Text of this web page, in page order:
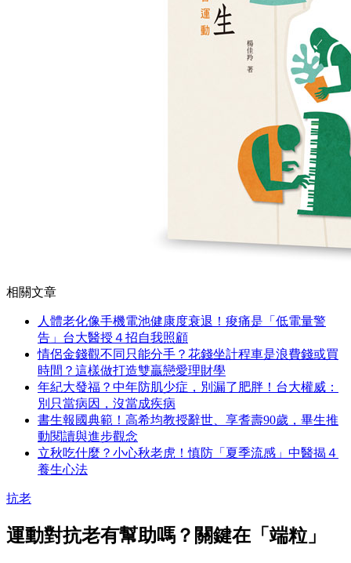
相關文章
人體老化像手機電池健康度衰退！痠痛是「低電量警
告」台大醫授４招自我照顧
情侶金錢觀不同只能分手？花錢坐計程車是浪費錢或買
時間？這樣做打造雙贏戀愛理財學
年紀大發福？中年防肌少症，別漏了肥胖！台大權威：
別只當病因，沒當成疾病
書生報國典範！高希均教授辭世、享耆壽90歲，畢生推
動閱讀與進步觀念
立秋吃什麼？小心秋老虎！慎防「夏季流感」中醫揭４
養生心法
抗老
運動對抗老有幫助嗎？關鍵在「端粒」